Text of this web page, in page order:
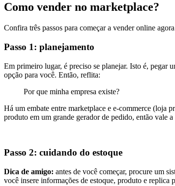
Como vender no marketplace?
Confira três passos para começar a vender online
Passo 1: planejamento
Em primeiro lugar, é preciso se planejar. Isto é, pegar
opção para você. Então, reflita:
Por que minha empresa existe?
Há um embate entre marketplace e e-commerce (loja
produto em um grande gerador de pedido, então vale
Passo 2: cuidando do estoque
Dica de amigo: antes de você começar, procure um
você insere informações de estoque, produto e replica